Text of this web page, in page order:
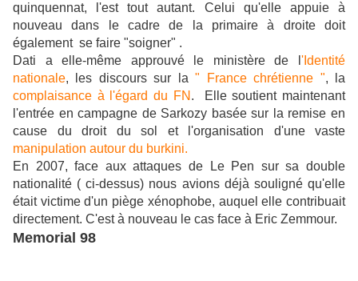
quinquennat, l'est tout autant. Celui qu'elle appuie à
nouveau dans le cadre de la primaire à droite doit
également se faire "soigner" .
Dati a elle-même approuvé le ministère de l 'Identité
nationale, les discours sur la" France chrétienne ", la
complaisance à l'égard du FN .
Elle soutient maintenant
l'entrée en campagne de Sarkozy basée sur la remise en
cause du droit du sol et l'organisation d'une vaste
manipulation autour du burkini.
En 2007, face aux attaques de Le Pen sur sa double
nationalité ( ci-dessus) nous avions déjà souligné qu'elle
était victime d'un piège xénophobe, auquel elle contribuait
directement. C'est à nouveau le cas face à Eric Zemmour.
Memorial 98